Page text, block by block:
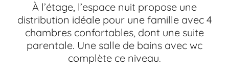
À l’étage, l’espace nuit propose une
distribution idéale pour une famille avec 4
chambres confortables, dont une suite
parentale. Une salle de bains avec wc
complète ce niveau.